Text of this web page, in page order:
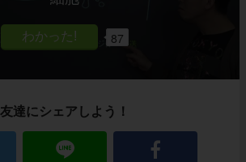
87
友達にシェアしよう！